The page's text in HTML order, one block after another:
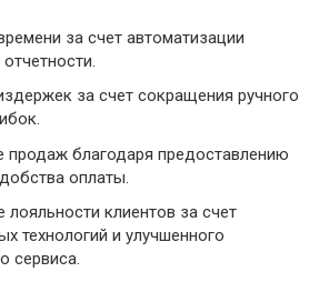
за счет автоматизации
за счет сокращения ручного
продаж благодаря предоставлению
оплаты.
клиентов за счет
технологий и улучшенного
сервиса.